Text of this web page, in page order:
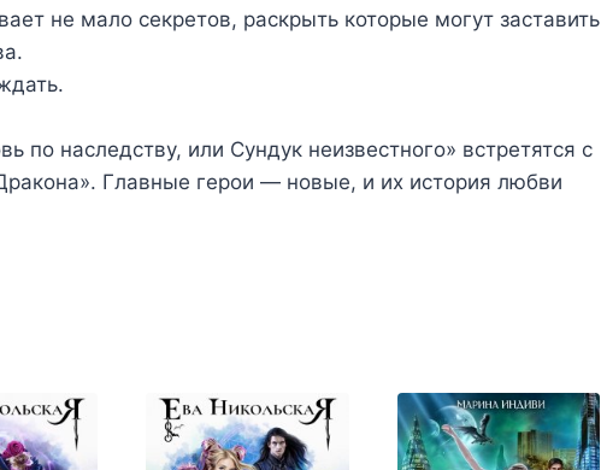
не мало секретов, раскрыть которые могут заставить
по наследству, или Сундук неизвестного» встретятся с
Главные герои — новые, и их история любви